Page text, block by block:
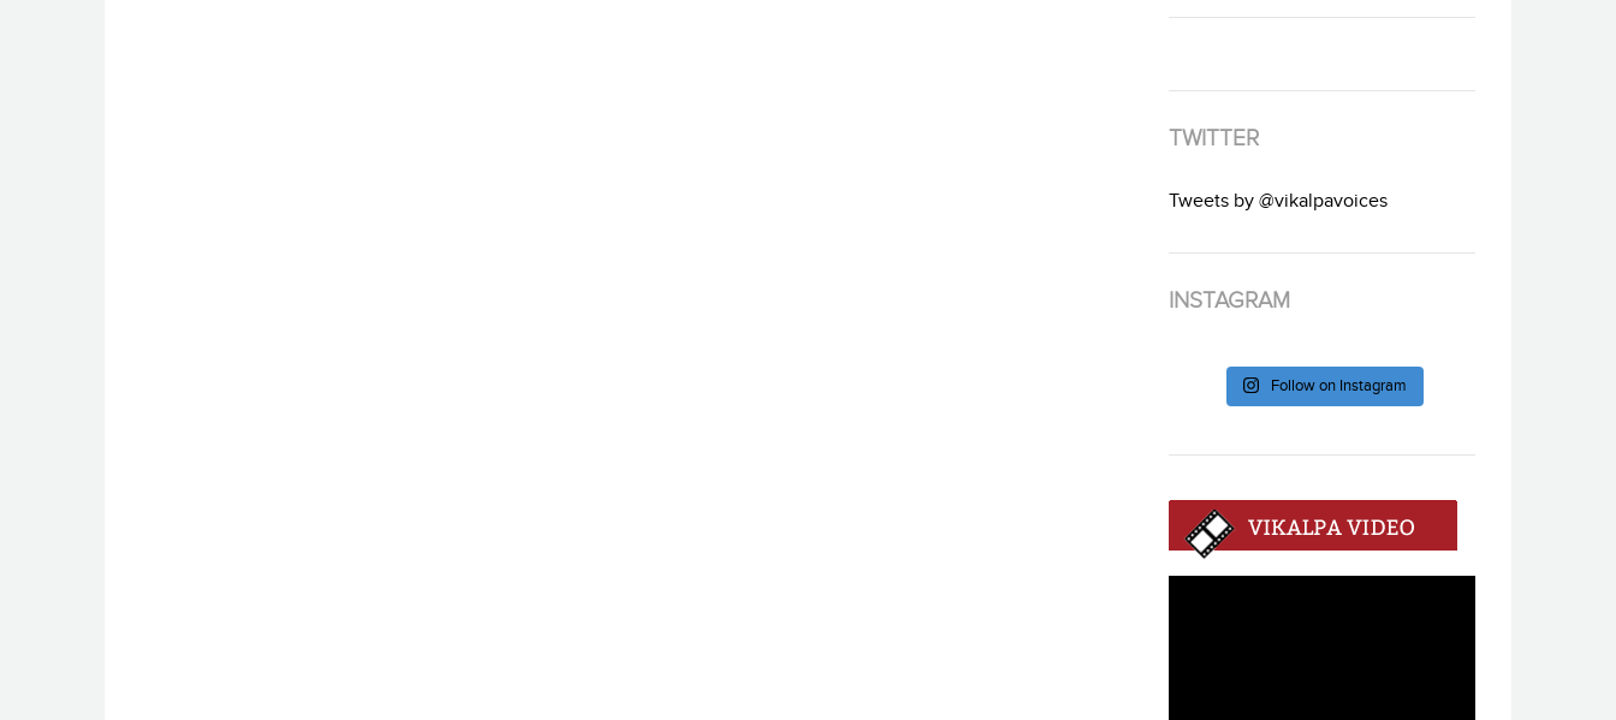
TWITTER
Tweets by @vikalpavoices
INSTAGRAM
Follow on Instagram